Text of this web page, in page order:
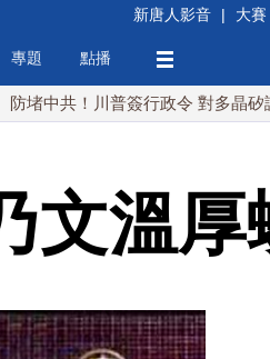
新唐人影音 | 大賽
專題 點播
！川普簽行政令 對多晶矽課15%關
文溫厚